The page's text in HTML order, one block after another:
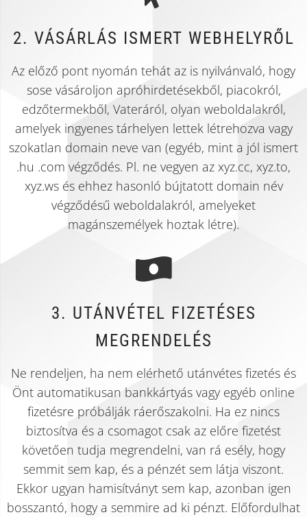
2. VÁSÁRLÁS ISMERT WEBHELYRŐL
Az előző pont nyomán tehát az is nyilvánvaló, hogy
sose vásároljon apróhirdetésekből, piacokról,
edzőtermekből, Vateráról, olyan weboldalakról,
amelyek ingyenes tárhelyen lettek létrehozva vagy
szokatlan domain neve van (egyéb, mint a jól ismert
.hu .com végződés. Pl. ne vegyen az xyz.cc, xyz.to,
xyz.ws és ehhez hasonló bújtatott domain név
végződésű weboldalakról, amelyeket
magánszemélyek hoztak létre).
3. UTÁNVÉTEL FIZETÉSES
MEGRENDELÉS
Ne rendeljen, ha nem elérhető utánvétes fizetés és
Önt automatikusan bankkártyás vagy egyéb online
fizetésre próbálják ráerőszakolni. Ha ez nincs
biztosítva és a csomagot csak az előre fizetést
követően tudja megrendelni, van rá esély, hogy
semmit sem kap, és a pénzét sem látja viszont.
Ekkor ugyan hamisítványt sem kap, azonban igen
bosszantó, hogy a semmire ad ki pénzt. Előfordulhat